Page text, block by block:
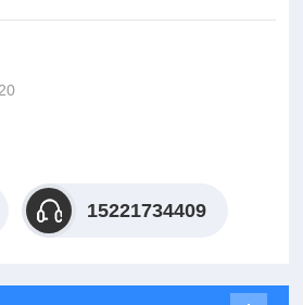
存在显著差异。
15221734409